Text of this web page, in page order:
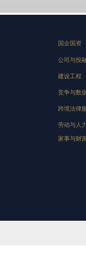
跨境法律
建设工程
公司与投
国企国资
竞争与数
劳动与人
家事与财